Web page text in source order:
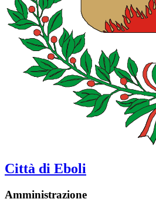
Città di Eboli
Amministrazione